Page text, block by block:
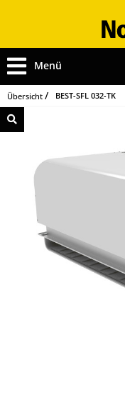
Menü
Übersicht BEST-SFL 032-TK